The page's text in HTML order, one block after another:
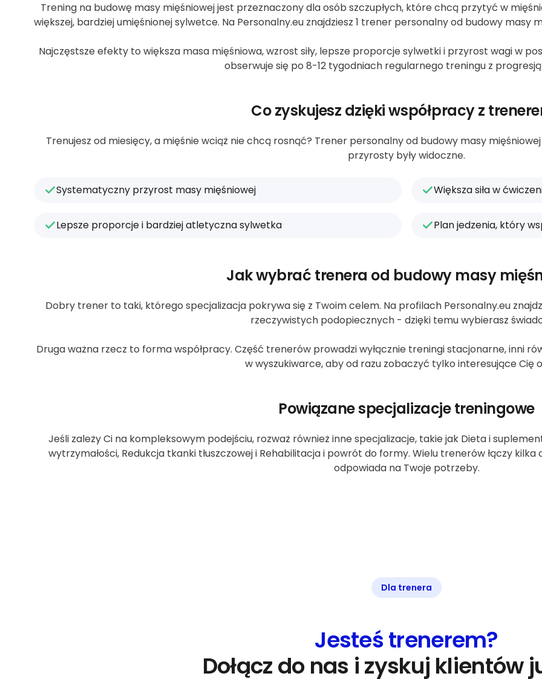
Trening na budowę masy mięśniowej jest przeznaczony dla osób szczupłych, które chcą przytyć w
większej, bardziej umięśnionej sylwetce. Na Personalny.eu znajdziesz 1 trener personalny od budowy masy
Najczęstsze efekty to większa masa mięśniowa, wzrost siły, lepsze proporcje sylwetki i przyrost wagi w
obserwuje się po 8-12 tygodniach regularnego treningu z
Co zyskujesz dzięki współpracy z
Trenujesz od miesięcy, a mięśnie wciąż nie chcą rosnąć? Trener personalny od budowy masy
przyrosty były widoczne.
Systematyczny przyrost masy mięśniowej Większa siła w
Lepsze proporcje i bardziej atletyczna sylwetka Plan jedzenia, który
Jak wybrać trenera od budowy masy
Dobry trener to taki, którego specjalizacja pokrywa się z Twoim celem. Na profilach Personalny.eu
rzeczywistych podopiecznych - dzięki temu wybierasz
Druga ważna rzecz to forma współpracy. Część trenerów prowadzi wyłącznie treningi stacjonarne, inni
w wyszukiwarce, aby od razu zobaczyć tylko interesujące Cię
Powiązane specjalizacje treningowe
Jeśli zależy Ci na kompleksowym podejściu, rozważ również inne specjalizacje, takie jak Dieta i
wytrzymałości, Redukcja tkanki tłuszczowej i Rehabilitacja i powrót do formy. Wielu trenerów łączy
odpowiada na Twoje potrzeby.
Dla trenera
Jesteś trenerem?
Dołącz do nas i zyskuj klientów